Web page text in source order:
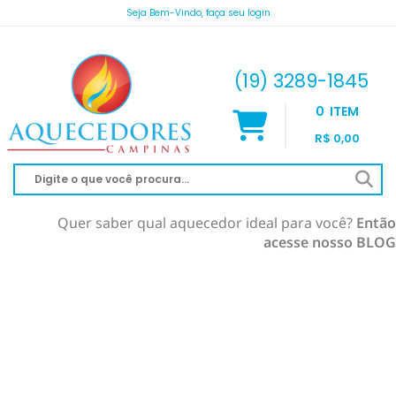
Seja Bem-Vindo, faça seu login
(19) 3289-1845
0 ITEM
R$ 0,00
Quer saber qual aquecedor ideal para você? Então
acesse nosso BLOG